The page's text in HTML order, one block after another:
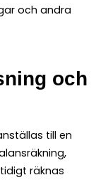
och andra
och
till en
räknas